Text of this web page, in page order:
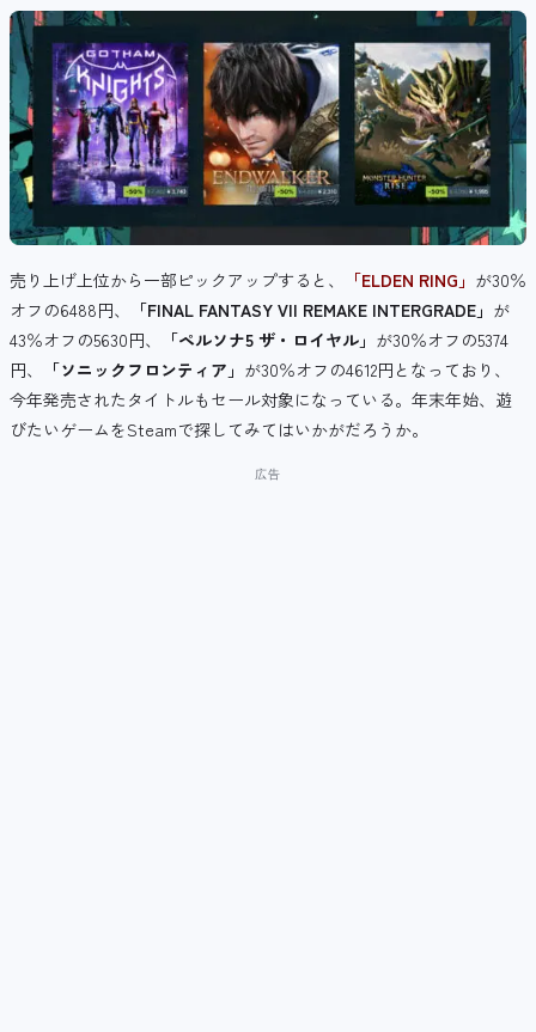
売り上げ上位から一部ピックアップすると、 「ELDEN RING」 が30％
オフの6488円、
「FINAL FANTASY VII REMAKE INTERGRADE」 が
43％オフの5630円、
「ペルソナ5 ザ・ロイヤル」 が30％オフの5374
円、
「ソニックフロンティア」 が30％オフの4612円となっており、
今年発売されたタイトルもセール対象になっている。年末年始、遊
びたいゲームをSteamで探してみてはいかがだろうか。